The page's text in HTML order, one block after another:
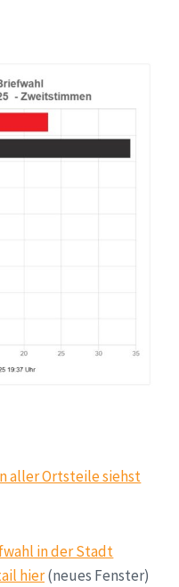
aller Ortsteile siehst
in der Stadt
hier(neues Fenster)